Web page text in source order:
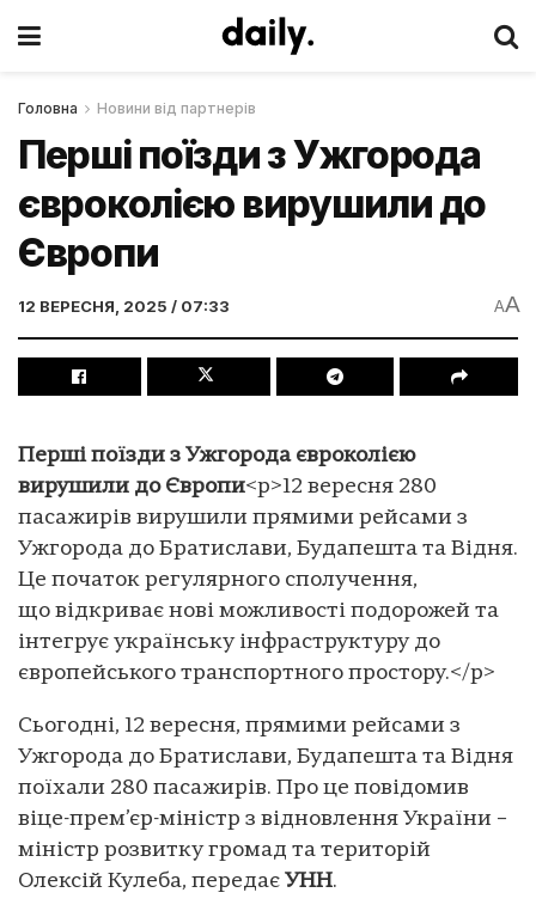
Головна Новини від партнерів
Перші поїзди з Ужгорода
євроколією вирушили до
Європи
12 ВЕРЕСНЯ, 2025 / 07:33 AA
Перші поїзди з Ужгорода євроколією
вирушили до Європи<p>12 вересня 280
пасажирів вирушили прямими рейсами з
Ужгорода до Братислави, Будапешта та Відня.
Це початок регулярного сполучення,
що відкриває нові можливості подорожей та
інтегрує українську інфраструктуру до
європейського транспортного простору.</p>
Сьогодні, 12 вересня, прямими рейсами з
Ужгорода до Братислави, Будапешта та Відня
поїхали 280 пасажирів. Про це повідомив
віце-прем’єр-міністр з відновлення України –
міністр розвитку громад та територій
Олексій Кулеба, передає УНН.